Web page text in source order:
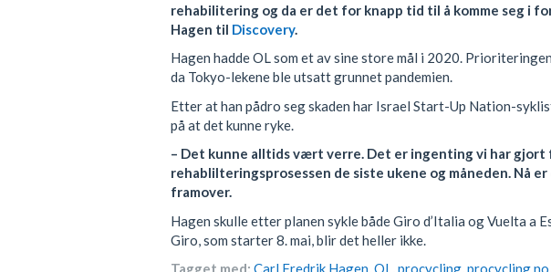
rehabilitering og da er det for knapp tid til å komme seg i
Hagen til Discovery.
Hagen hadde OL som et av sine store mål i 2020.
da Tokyo-lekene ble utsatt grunnet pandemien.
Etter at han pådro seg skaden har Israel Start-Up Nation-
på at det kunne ryke.
– Det kunne alltids vært verre. Det er ingenting vi har gjort
rehablilteringsprosessen de siste ukene og måneden. Nå er
framover.
Hagen skulle etter planen sykle både Giro d’Italia og Vuelta a
Giro, som starter 8. mai, blir det heller ikke.
Tagget med: Carl Fredrik Hagen,OL,procycling,procycling.no,